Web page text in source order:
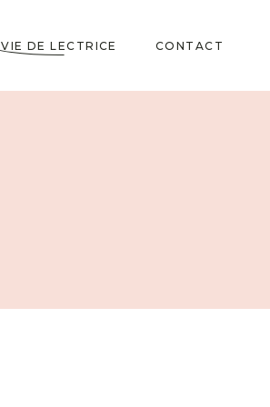
VIE DE LECTRICE
moi
CONTACT